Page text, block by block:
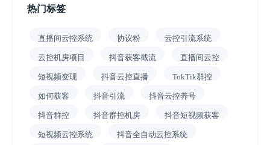
热门标签
直播间云控系统 协议粉 云控引流系统
云控机房项目 抖音获客截流 直播间云控
短视频变现 抖音云控直播 TokTik群控
如何获客 抖音引流 抖音云控养号
抖音群控 抖音群控机房 抖音短视频获客
短视频云控系统 抖音全自动云控系统